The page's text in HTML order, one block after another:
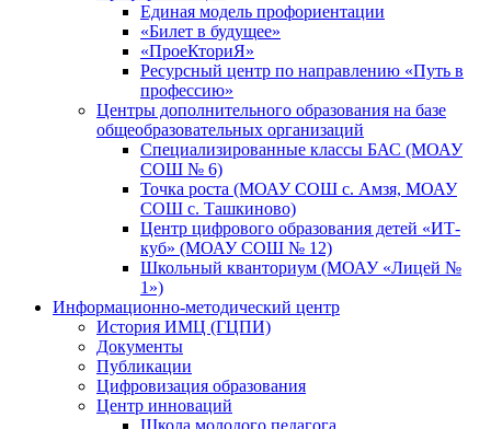
Единая модель профориентации
«Билет в будущее»
«ПроеКториЯ»
Ресурсный центр по направлению «Путь в
профессию»
Центры дополнительного образования на базе
общеобразовательных организаций
Специализированные классы БАС (МОАУ
СОШ № 6)
Точка роста (МОАУ СОШ с. Амзя, МОАУ
СОШ с. Ташкиново)
Центр цифрового образования детей «ИТ-
куб» (МОАУ СОШ № 12)
Школьный кванториум (МОАУ «Лицей №
1»)
Информационно-методический центр
История ИМЦ (ГЦПИ)
Документы
Публикации
Цифровизация образования
Центр инноваций
Школа молодого педагога